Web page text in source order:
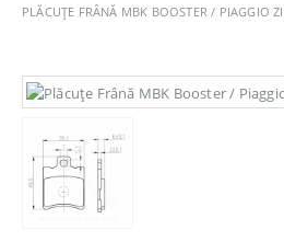
PLĂCUȚE FRÂNĂ MBK BOOSTER / PIAGGIO